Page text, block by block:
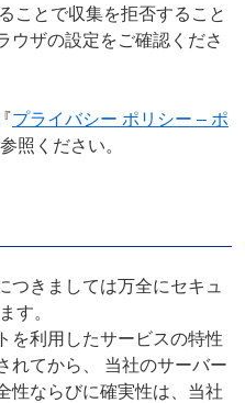
ことで収集を拒否すること
ウザの設定をご確認くださ
プライバシー ポリシー – ポ
照ください。
つきましては万全にセキュ
す。
を利用したサービスの特性
れてから、 当社のサーバー
性ならびに確実性は、当社